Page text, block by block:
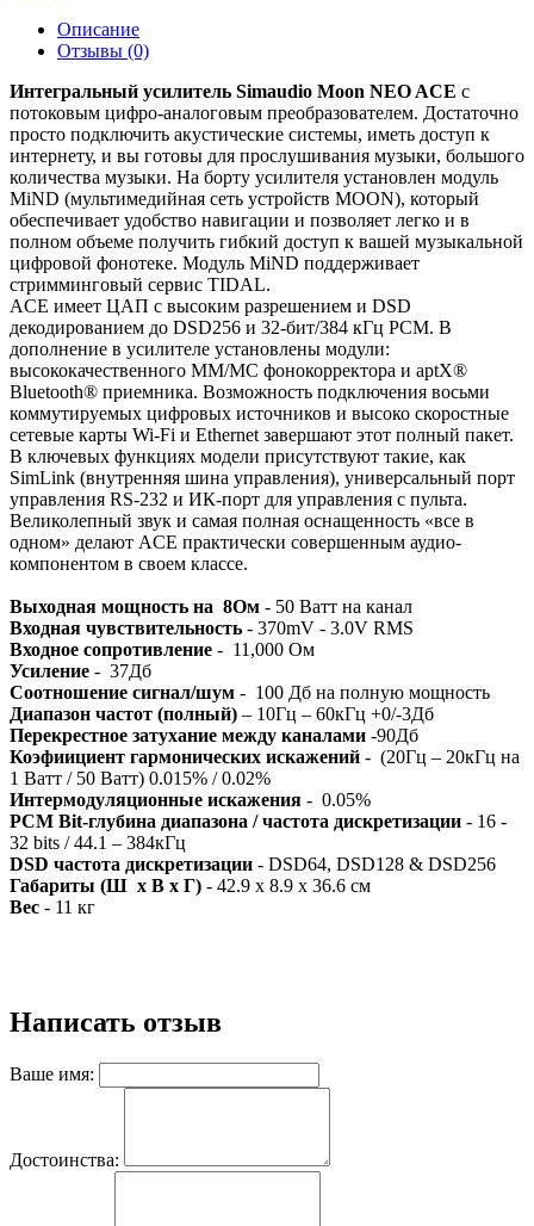
Описание
Отзывы (0)
Интегральный усилитель Simaudio Moon NEO ACE с
потоковым цифро-аналоговым преобразователем. Достаточно
просто подключить акустические системы, иметь доступ к
интернету, и вы готовы для прослушивания музыки, большого
количества музыки. На борту усилителя установлен модуль
MiND (мультимедийная сеть устройств MOON), который
обеспечивает удобство навигации и позволяет легко и в
полном объеме получить гибкий доступ к вашей музыкальной
цифровой фонотеке. Модуль MiND поддерживает
стримминговый сервис TIDAL.
ACE имеет ЦАП с высоким разрешением и DSD
декодированием до DSD256 и 32-бит/384 кГц PCM. В
дополнение в усилителе установлены модули:
высококачественного ММ/MC фонокорректора и aptX®
Bluetooth® приемника. Возможность подключения восьми
коммутируемых цифровых источников и высоко скоростные
сетевые карты Wi-Fi и Ethernet завершают этот полный пакет.
В ключевых функциях модели присутствуют такие, как
SimLink (внутренняя шина управления), универсальный порт
управления RS-232 и ИК-порт для управления с пульта.
Великолепный звук и самая полная оснащенность «все в
одном» делают ACE практически совершенным аудио-
компонентом в своем классе.
Выходная мощность на 8Ом - 50 Ватт на канал
Входная чувствительность - 370mV - 3.0V RMS
Входное сопротивление - 11,000 Ом
Усиление - 37Дб
Соотношение сигнал/шум - 100 Дб на полную мощность
Диапазон частот (полный) – 10Гц – 60кГц +0/-3Дб
Перекрестное затухание между каналами -90Дб
Коэфиициент гармонических искажений - (20Гц – 20кГц на
1 Ватт / 50 Ватт) 0.015% / 0.02%
Интермодуляционные искажения - 0.05%
PCM Bit-глубина диапазона / частота дискретизации - 16 -
32 bits / 44.1 – 384кГц
DSD частота дискретизации - DSD64, DSD128 & DSD256
Габариты (Ш х В x Г) - 42.9 x 8.9 x 36.6 см
Вес - 11 кг
Написать отзыв
Ваше имя:
Достоинства: